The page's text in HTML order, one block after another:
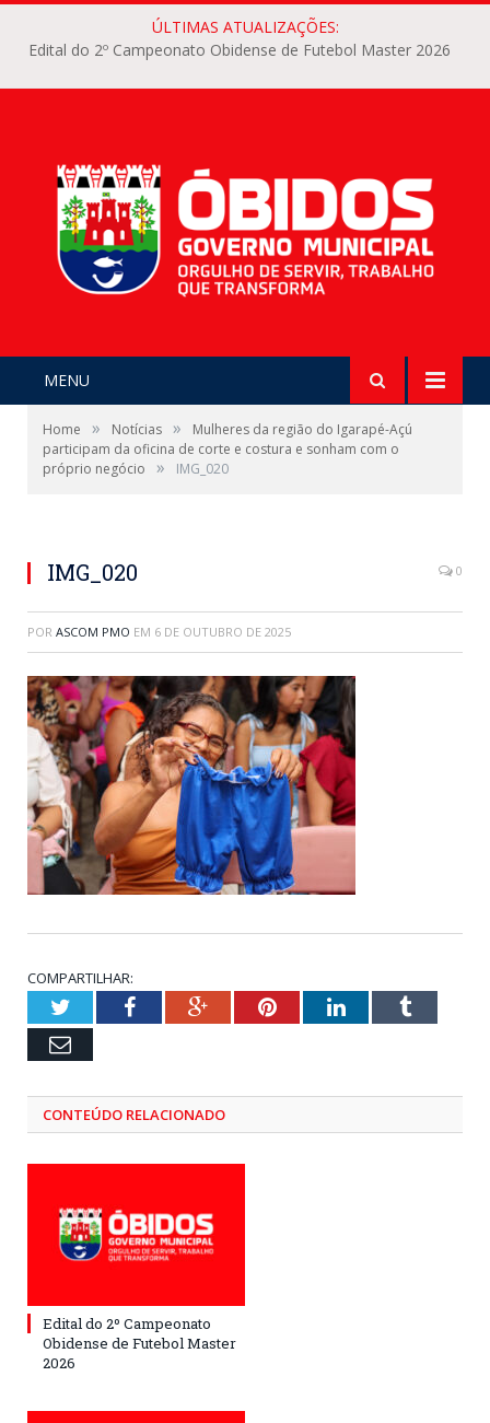
ÚLTIMAS ATUALIZAÇÕES:
Edital do 2º Campeonato Obidense de Futebol Master 2026
MENU
Home » Notícias »
Mulheres da região do Igarapé-Açú
participam da oficina de corte e costura e sonham com o
próprio negócio
» IMG_020
IMG_020 0
POR ASCOM PMO EM 6 DE OUTUBRO DE 2025
COMPARTILHAR:
TwitterFacebookGoogle+PinterestLinkedInTumblr
Email
CONTEÚDO RELACIONADO
Edital do 2º Campeonato
Obidense de Futebol Master
2026